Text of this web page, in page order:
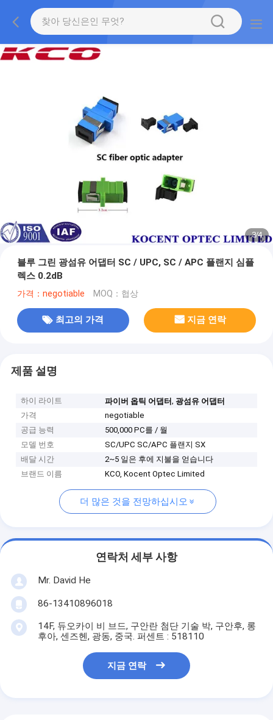
3/4
블루 그린 광섬유 어댑터 SC / UPC, SC / APC 플랜지 심플
렉스 0.2dB
가격：negotiable MOQ：협상
최고의 가격 지금 연락
제품 설명
하이 라이트 파이버 옵틱 어댑터, 광섬유 어댑터
가격
negotiable
공급 능력
500,000 PC를 / 월
모델 번호
SC/UPC SC/APC 플랜지 SX
배달 시간
2~5 일은 후에 지불을 얻습니다
브랜드 이름
KCO, Kocent Optec Limited
더 많은 것을 전망하십시오
연락처 세부 사항
Mr. David He
86-13410896018
14F, 듀오카이 비 브드, 구안란 첨단 기술 박, 구안후, 롱
후아, 센즈헨, 광동, 중국. 퍼센트 : 518110
지금 연락